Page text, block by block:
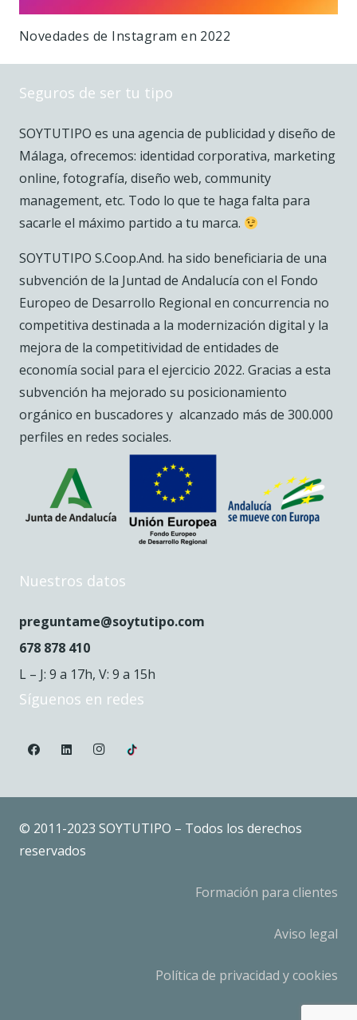
Novedades de Instagram en 2022
Seguros de ser tu tipo
SOYTUTIPO es una agencia de publicidad y diseño de
Málaga, ofrecemos: identidad corporativa, marketing
online, fotografía, diseño web, community
management, etc. Todo lo que te haga falta para
sacarle el máximo partido a tu marca.
SOYTUTIPO S.Coop.And. ha sido beneficiaria de una
subvención de la Juntad de Andalucía con el Fondo
Europeo de Desarrollo Regional en concurrencia no
competitiva destinada a la modernización digital y la
mejora de la competitividad de entidades de
economía social para el ejercicio 2022. Gracias a esta
subvención ha mejorado su posicionamiento
orgánico en buscadores y alcanzado más de 300.000
perfiles en redes sociales.
Nuestros datos
preguntame@soytutipo.com
678 878 410
L – J: 9 a 17h, V: 9 a 15h
Síguenos en redes
© 2011-2023 SOYTUTIPO – Todos los derechos
reservados
Formación para clientes
Aviso legal
Política de privacidad y cookies